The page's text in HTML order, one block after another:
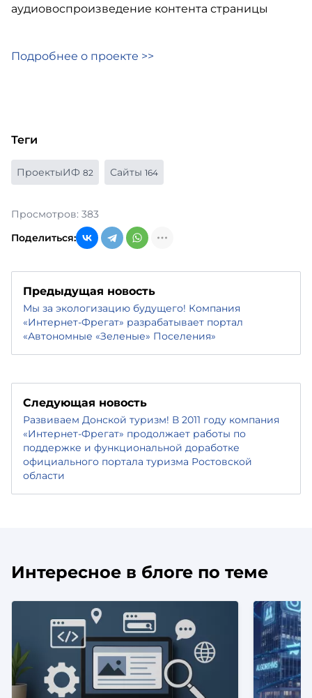
аудиовоспроизведение контента страницы
Подробнее о проекте >>
Теги
ПроектыИФ 82 Сайты 164
Просмотров: 383
Поделиться:
Предыдущая новость
Мы за экологизацию будущего! Компания
«Интернет-Фрегат» разрабатывает портал
«Автономные «Зеленые» Поселения»
Следующая новость
Развиваем Донской туризм! В 2011 году компания
«Интернет-Фрегат» продолжает работы по
поддержке и функциональной доработке
официального портала туризма Ростовской
области
Интересное в блоге по теме